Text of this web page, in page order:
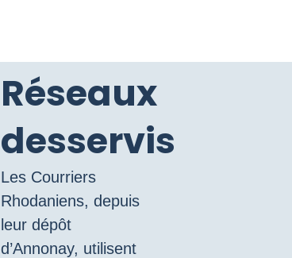
Réseaux
desservis
Les Courriers
Rhodaniens, depuis
leur dépôt
d’Annonay, utilisent